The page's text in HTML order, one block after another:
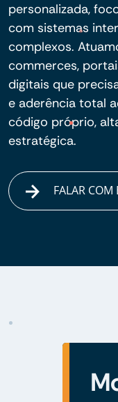
personalizada,
com sistemas
complexos.
commerces,
digitais que
e aderência total
código próprio,
estratégica.
FALAR COM